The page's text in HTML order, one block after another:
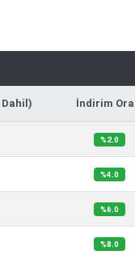
Dahil) İndirim
%2.0
%4.0
%6.0
%8.0